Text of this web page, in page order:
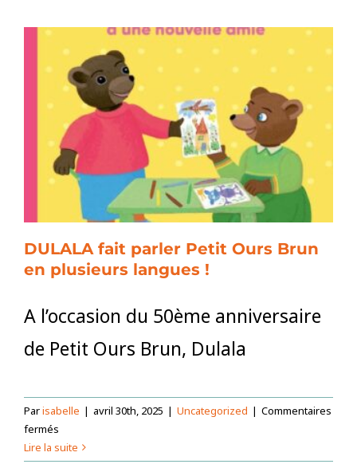
l’insécurité
à
l’émancipation
linguistique.
Multilinguisme
et
bien-
être »
aura
les
et
8
DULALA fait parler Petit Ours Brun
en plusieurs langues !
A l’occasion du 50ème anniversaire
de Petit Ours Brun, Dulala
Parisabelle | avril 30th, 2025 | Uncategorized | Commentaires
fermés
DULALA
Lire la suite